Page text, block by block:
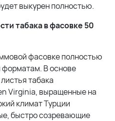
выкурен полностью.
табака в фасовке 50
фасовке полностью
форматам. В основе
табака
Virginia, выращенные на
климат Турции
быстро созревающие